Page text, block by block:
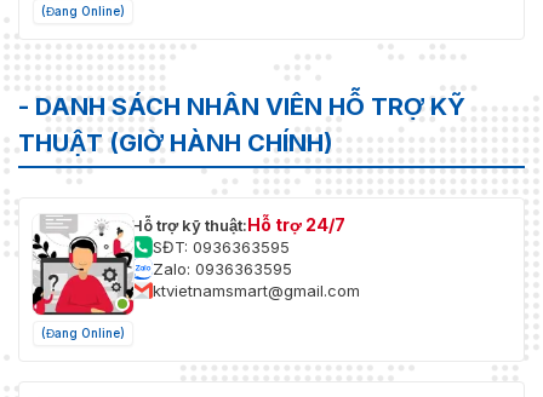
(Đang Online)
- DANH SÁCH NHÂN VIÊN HỖ TRỢ KỸ
THUẬT (GIỜ HÀNH CHÍNH)
(Đang Online)
Hỗ trợ kỹ thuật:Hỗ trợ 24/7
SĐT: 0936363595
Zalo: 0936363595
ktvietnamsmart@gmail.com